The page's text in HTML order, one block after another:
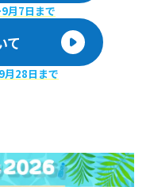
月7日まで
て
月28日まで